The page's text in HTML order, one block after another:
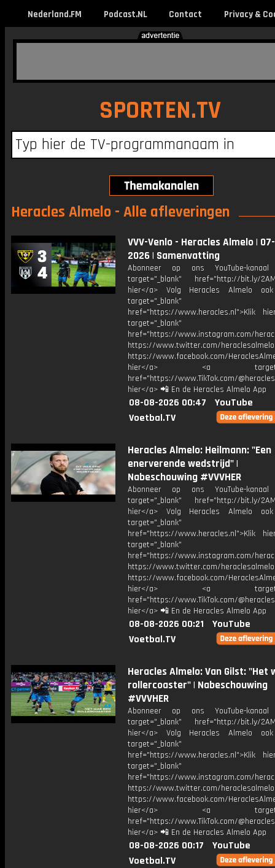
Nederland.FM Podcast.NL Contact Privacy &
SPORTEN.TV
Heracles Almelo - Alle afleveringen
VVV-Venlo - Heracles Almelo |
2026 | Samenvatting
Abonneer op ons YouTube-
target="_blank" href="http://bit.ly/
hier</a> Volg Heracles Almelo
target="_blank"
href="https://www.heracles.nl">Klik
target="_blank"
href="https://www.instagram.com/
https://www.twitter.com/heraclesalmelo
https://www.facebook.com/
hier</a> <a
href="https://www.TikTok.com/
hier</a> 📲 En de Heracles Almelo App
08-08-2026 00:47
YouTube
Voetbal.TV
Heracles Almelo: Heilmann: "Een
enerverende wedstrijd" |
Nabeschouwing #VVVHER
Abonneer op ons YouTube-
target="_blank" href="http://bit.ly/
hier</a> Volg Heracles Almelo
target="_blank"
href="https://www.heracles.nl">Klik
target="_blank"
href="https://www.instagram.com/
https://www.twitter.com/heraclesalmelo
https://www.facebook.com/
hier</a> <a
href="https://www.TikTok.com/
hier</a> 📲 En de Heracles Almelo App
08-08-2026 00:21
YouTube
Voetbal.TV
Heracles Almelo: Van Gilst: "Het
rollercoaster" | Nabeschouwing
#VVVHER
Abonneer op ons YouTube-
target="_blank" href="http://bit.ly/
hier</a> Volg Heracles Almelo
target="_blank"
href="https://www.heracles.nl">Klik
target="_blank"
href="https://www.instagram.com/
https://www.twitter.com/heraclesalmelo
https://www.facebook.com/
hier</a> <a
href="https://www.TikTok.com/
hier</a> 📲 En de Heracles Almelo App
08-08-2026 00:17
YouTube
Voetbal.TV